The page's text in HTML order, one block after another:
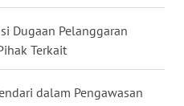
Dugaan Pelanggaran
Terkait
dalam Pengawasan